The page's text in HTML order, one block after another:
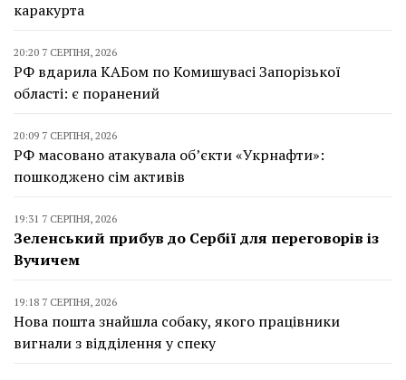
каракурта
20:20 7 СЕРПНЯ, 2026
РФ вдарила КАБом по Комишувасі Запорізької
області: є поранений
20:09 7 СЕРПНЯ, 2026
РФ масовано атакувала об’єкти «Укрнафти»:
пошкоджено сім активів
19:31 7 СЕРПНЯ, 2026
Зеленський прибув до Сербії для переговорів із
Вучичем
19:18 7 СЕРПНЯ, 2026
Нова пошта знайшла собаку, якого працівники
вигнали з відділення у спеку